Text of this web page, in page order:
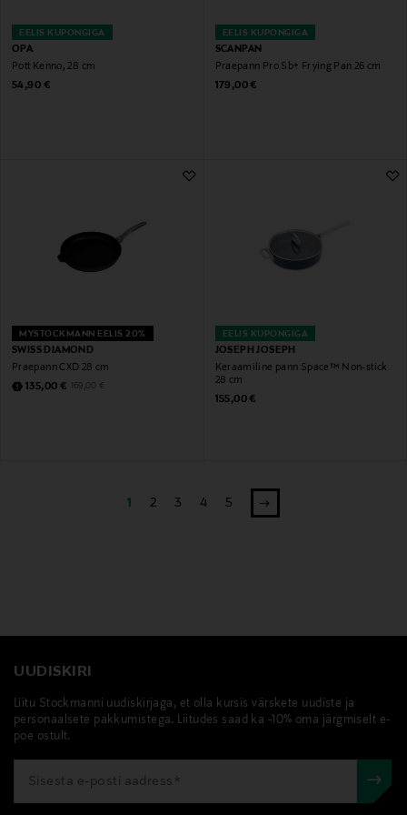
EELIS KUPONGIGA
OPA
Pott Kenno, 28 cm
Original Price
54,90 €
EELIS KUPONGIGA
SCANPAN
Praepann Pro Sb+ Frying Pan 26 cm
Original Price
179,00 €
MYSTOCKMANN EELIS 20%
SWISS DIAMOND
Praepann CXD 28 cm
Discounted Price
135,00 € Original Price
169,00 €
EELIS KUPONGIGA
JOSEPH JOSEPH
Keraamiline pann Space™ Non-stick
28 cm
Original Price
155,00 €
1 2 3 4 5
UUDISKIRI
Liitu Stockmanni uudiskirjaga, et olla kursis värskete uudiste ja
personaalsete pakkumistega. Liitudes saad ka -10% oma järgmiselt e-
poe ostult.